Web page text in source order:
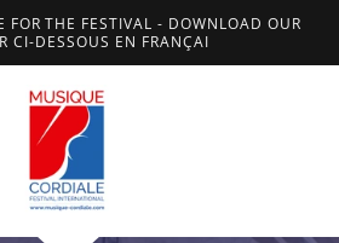
FOR THE FESTIVAL - DOWNLOAD OUR
CI-DESSOUS EN FRANÇAI